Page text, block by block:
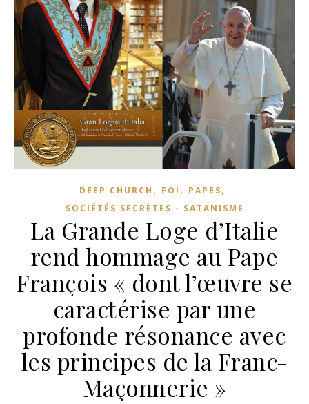
DEEP CHURCH , FOI , PAPES,
SOCIÉTÉS SECRÈTES - SATANISME
La Grande Loge d’Italie
rend hommage au Pape
François « dont l’œuvre se
caractérise par une
profonde résonance avec
les principes de la Franc-
Maçonnerie »